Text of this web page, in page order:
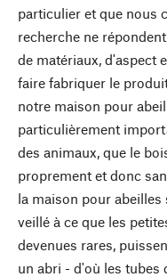
particulier et que nous
recherche ne
de matériaux, d'aspect
faire fabriquer le
notre maison pour
particulièrement
des animaux, que le
proprement et donc
la maison pour abeilles
veillé à ce que les
devenues rares,
un abri - d'où les tubes